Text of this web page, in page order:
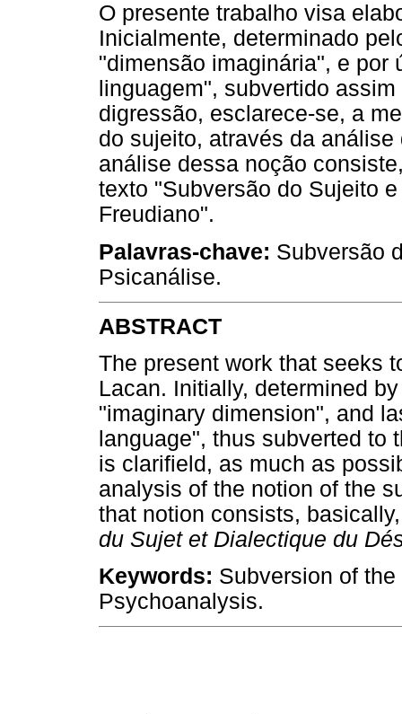
O presente trabalho visa
Inicialmente, determinado
"dimensão imaginária", e por
linguagem", subvertido
digressão, esclarece-se, a
do sujeito, através da
análise dessa noção
texto "Subversão do Sujeito
Freudiano".
Palavras-chave: Subversão
Psicanálise.
ABSTRACT
The present work that seeks
Lacan. Initially, determined
"imaginary dimension", and
language", thus subverted
is clarifield, as much as
analysis of the notion of the
that notion consists,
du Sujet et Dialectique du
Keywords: Subversion of
Psychoanalysis.